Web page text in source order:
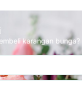
karangan bunga?